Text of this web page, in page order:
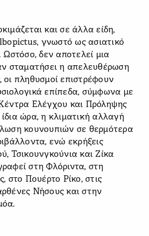
και σε άλλα είδη,
γνωστό ως ασιατικό
Ωστόσο, δεν αποτελεί μια
σταματήσει η απελευθέρωση
πληθυσμοί επιστρέφουν
επίπεδα, σύμφωνα με
Ελέγχου και Πρόληψης
ώρα, η κλιματική αλλαγή
κουνουπιών σε θερμότερα
ενώ εκρήξεις
Τσικουνγκούνια και Ζίκα
στη Φλόριντα, στη
στο Πουέρτο Ρίκο, στις
Νήσους και στην